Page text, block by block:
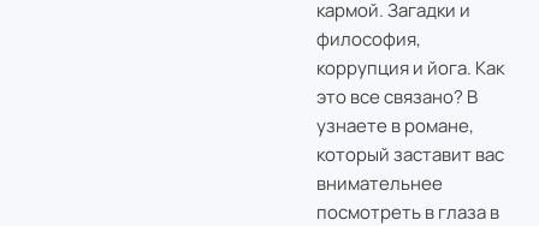
кармой. Загадки и
философия,
коррупция и йога. Как
это все связано? В
узнаете в романе,
который заставит вас
внимательнее
посмотреть в глаза в